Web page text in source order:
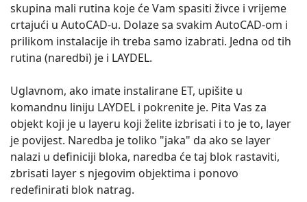
skupina mali rutina koje će Vam spasiti živce i vrijeme
crtajući u AutoCAD-u. Dolaze sa svakim AutoCAD-om i
prilikom instalacije ih treba samo izabrati. Jedna od tih
rutina (naredbi) je i LAYDEL.
Uglavnom, ako imate instalirane ET, upišite u
komandnu liniju LAYDEL i pokrenite je. Pita Vas za
objekt koji je u layeru koji želite izbrisati i to je to, layer
je povijest. Naredba je toliko "jaka" da ako se layer
nalazi u definiciji bloka, naredba će taj blok rastaviti,
zbrisati layer s njegovim objektima i ponovo
redefinirati blok natrag.